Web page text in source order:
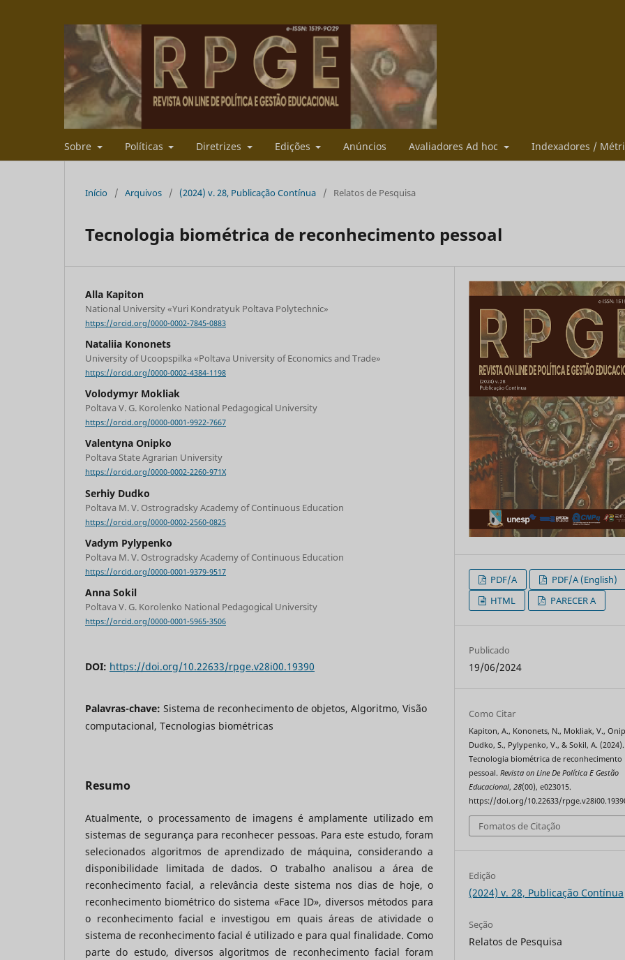
Sobre Políticas Diretrizes Edições Anúncios Avaliadores Ad hoc Indexadores /
Início / Arquivos / (2024) v. 28, Publicação Contínua / Relatos de Pesquisa
Tecnologia biométrica de reconhecimento pessoal
Alla Kapiton
National University «Yuri Kondratyuk Poltava Polytechnic»
https://orcid.org/0000-0002-7845-0883
Nataliia Kononets
University of Ucoopspilka «Poltava University of Economics and Trade»
https://orcid.org/0000-0002-4384-1198
Volodymyr Mokliak
Poltava V. G. Korolenko National Pedagogical University
https://orcid.org/0000-0001-9922-7667
Valentyna Onipko
Poltava State Agrarian University
https://orcid.org/0000-0002-2260-971X
Serhiy Dudko
Poltava M. V. Ostrogradsky Academy of Continuous Education
https://orcid.org/0000-0002-2560-0825
Vadym Pylypenko
Poltava M. V. Ostrogradsky Academy of Continuous Education
https://orcid.org/0000-0001-9379-9517
Anna Sokil
Poltava V. G. Korolenko National Pedagogical University
https://orcid.org/0000-0001-5965-3506
DOI: https://doi.org/10.22633/rpge.v28i00.19390
Palavras-chave: Sistema de reconhecimento de objetos, Algoritmo, Visão
computacional, Tecnologias biométricas
Resumo
Atualmente, o processamento de imagens é amplamente utilizado em
sistemas de segurança para reconhecer pessoas. Para este estudo, foram
selecionados algoritmos de aprendizado de máquina, considerando a
disponibilidade limitada de dados. O trabalho analisou a área de
reconhecimento facial, a relevância deste sistema nos dias de hoje, o
reconhecimento biométrico do sistema «Face ID», diversos métodos para
o reconhecimento facial e investigou em quais áreas de atividade o
sistema de reconhecimento facial é utilizado e para qual finalidade. Como
parte do estudo, diversos algoritmos de reconhecimento facial foram
PDF/A
PDF/A (English)
HTML
PARECER A
Publicado
19/06/2024
Como Citar
Kapiton, A., Kononets, N., Mokliak, V.,
Dudko, S., Pylypenko, V., & Sokil, A. (2024).
Tecnologia biométrica de reconhecimento
pessoal.Revista on Line De Política E Gestão
Educacional,28(00), e023015.
https://doi.org/10.22633/
Fomatos de Citação
Edição
(2024) v. 28, Publicação Contínua
Seção
Relatos de Pesquisa